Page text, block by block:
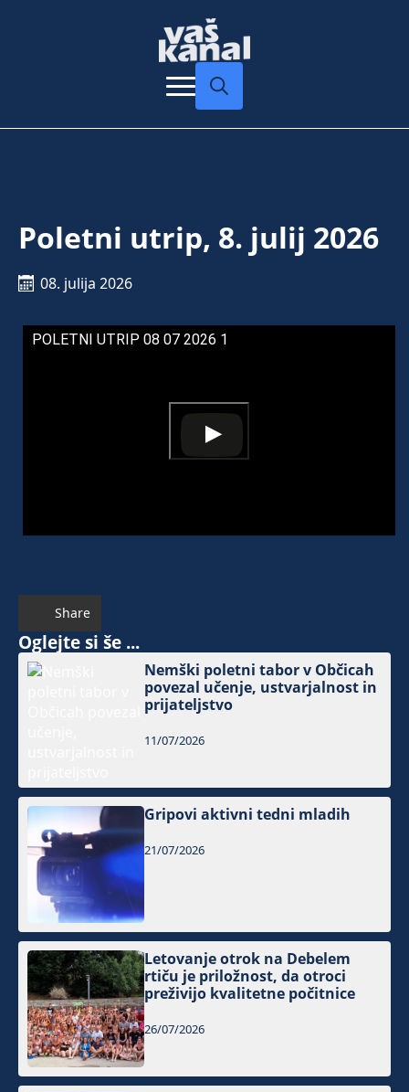
Poletni utrip, 8. julij 2026
08. julija 2026
POLETNI UTRIP 08 07 2026 1
Share
Oglejte si še ...
Nemški poletni tabor v Občicah
povezal učenje, ustvarjalnost in
prijateljstvo
11/07/2026
Gripovi aktivni tedni mladih
21/07/2026
Letovanje otrok na Debelem
rtiču je priložnost, da otroci
preživijo kvalitetne počitnice
26/07/2026